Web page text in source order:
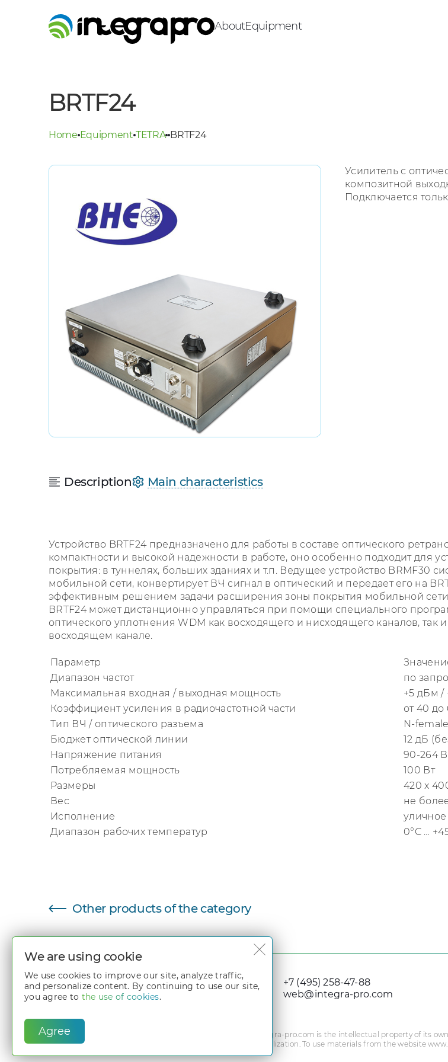
AboutEquipment
BRTF24
Home Equipment TETRA BRTF24
Усилитель с
композитной
Подключается
Description Main characteristics
Устройство BRTF24 предназначено для работы в составе оптического
компактности и высокой надежности в работе, оно особенно подходит для
покрытия: в туннелях, больших зданиях и т.п. Ведущее устройство BRMF30
мобильной сети, конвертирует ВЧ сигнал в оптический и передает его на
эффективным решением задачи расширения зоны покрытия мобильной
BRTF24 может дистанционно управляться при помощи специального
оптического уплотнения WDM как восходящего и нисходящего каналов, так
восходящем канале.
Параметр
Диапазон частот
по
Максимальная входная / выходная мощность
+5 дБм /
Коэффициент усиления в радиочастотной части
от 40 до
Тип ВЧ / оптического разъема
N-
Бюджет оптической линии
12 дБ
Напряжение питания
90-264
Потребляемая мощность
100 Вт
Размеры
420 x
Вес
не
Исполнение
уличное
Диапазон рабочих температур
0°C …
Other products of the category
+7 (495) 258-47-88
web@integra-pro.com
All rights reserved. The information on the website www.integra-pro.com is the intellectual property of its
results of intellectual activity and means of individualization. To use materials from the website
We are using cookie
We use cookies to improve our site, analyze traffic,
and personalize content. By continuing to use our site,
you agree to the use of cookies.
Agree